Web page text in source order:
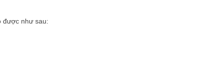
được như sau: